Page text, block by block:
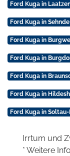
Ford Kuga in
Ford Kuga in
Ford Kuga in
Ford Kuga in
Ford Kuga in
Ford Kuga in
Ford Kuga in
Irrtum und
* Weitere